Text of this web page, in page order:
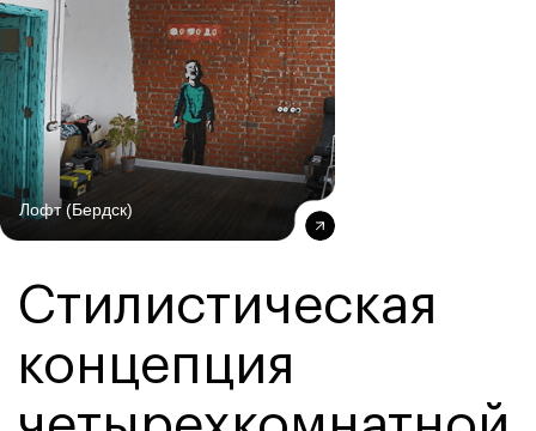
Лофт (Бердск)
Оставьте заявку на сайте, чтобы получить
персональное коммерческое предложение
и начать путь к созданию идеального
интерьера вашей четырехкомнатной
квартиры.
Оставить заявку
Цена дизайн-